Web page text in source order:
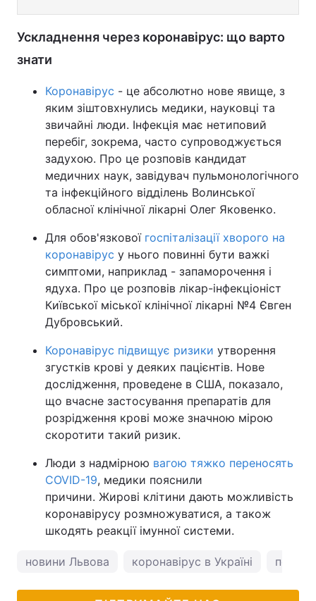
Ускладнення через коронавірус: що варто
знати
Коронавірус - це абсолютно нове явище, з
яким зіштовхнулись медики, науковці та
звичайні люди. Інфекція має нетиповий
перебіг, зокрема, часто супроводжується
задухою. Про це розповів кандидат
медичних наук, завідувач пульмонологічного
та інфекційного відділень Волинської
обласної клінічної лікарні Олег Яковенко.
Для обов'язкової госпіталізації хворого на
коронавірус у нього повинні бути важкі
симптоми, наприклад - запаморочення і
ядуха. Про це розповів лікар-інфекціоніст
Київської міської клінічної лікарні №4 Євген
Дубровський.
Коронавірус підвищує ризики утворення
згустків крові у деяких пацієнтів. Нове
дослідження, проведене в США, показало,
що вчасне застосування препаратів для
розрідження крові може значною мірою
скоротити такий ризик.
Люди з надмірною вагою тяжко переносять
COVID-19, медики пояснили
причини. Жирові клітини дають можливість
коронавірусу розмножуватися, а також
шкодять реакції імунної системи.
новини Львова коронавірус в Україні